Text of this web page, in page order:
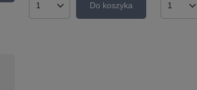
Ilość produktówDo koszyka Ilość